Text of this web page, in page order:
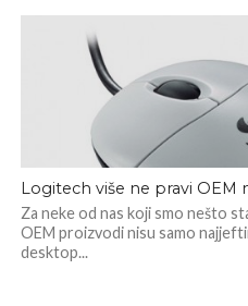
Logitech više ne pravi OEM
Za neke od nas koji smo nešto
OEM proizvodi nisu samo
desktop...